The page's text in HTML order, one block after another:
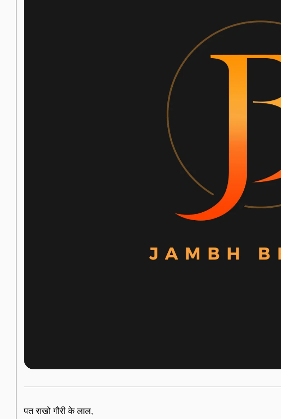
पत राखो गौरी के लाल,